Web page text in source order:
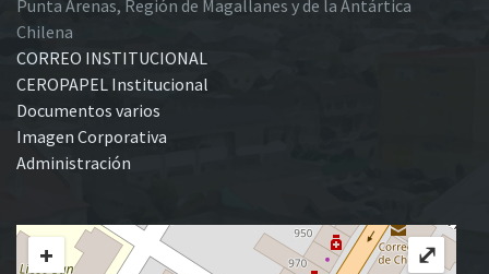
Punta Arenas, Región de Magallanes y de la Antártica
Chilena
CORREO INSTITUCIONAL
CEROPAPEL Institucional
Documentos varios
Imagen Corporativa
Administración
+
⤢